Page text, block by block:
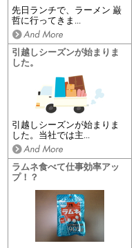
先日ランチで、ラーメン 巌
哲に行ってきま...
引越しシーズンが始まりま
した。
引越しシーズンが始まりま
した。当社では主...
ラムネ食べて仕事効率アッ
プ！？